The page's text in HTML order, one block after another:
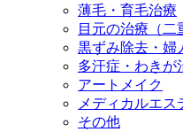
薄毛・育毛治療
目元の治療（二
黒ずみ除去・婦
多汗症・わきが
アートメイク
メディカルエ
その他